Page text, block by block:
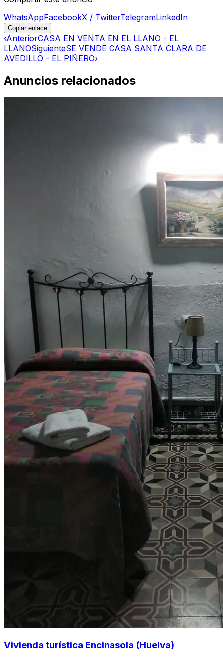
WhatsAppFacebookX / TwitterTelegramLinkedIn
Copiar enlace
‹AnteriorCASA EN VENTA EN EL LLANO - EL
LLANOSiguienteSE VENDE CASA SANTA CLARA DE
AVEDILLO - EL PIÑERO›
Anuncios relacionados
Vivienda turística Encinasola (Huelva)